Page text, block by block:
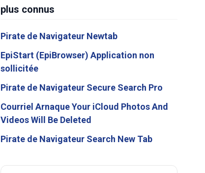
plus connus
Pirate de Navigateur Newtab
EpiStart (EpiBrowser) Application non
sollicitée
Pirate de Navigateur Secure Search Pro
Courriel Arnaque Your iCloud Photos And
Videos Will Be Deleted
Pirate de Navigateur Search New Tab